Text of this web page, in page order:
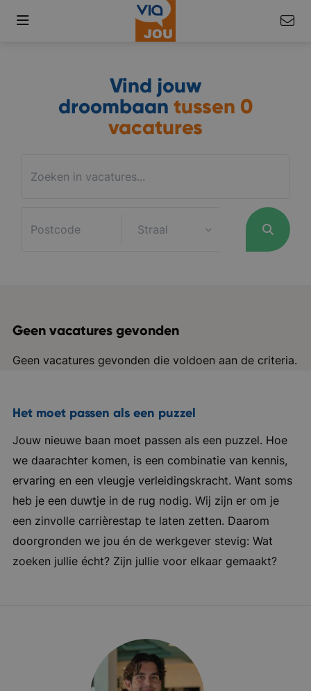
Vind jouw
droombaan tussen 0
vacatures
Geen vacatures gevonden
Geen vacatures gevonden die voldoen aan de criteria.
Het moet passen als een puzzel
Jouw nieuwe baan moet passen als een puzzel. Hoe
we daarachter komen, is een combinatie van kennis,
ervaring en een vleugje verleidingskracht. Want soms
heb je een duwtje in de rug nodig. Wij zijn er om je
een zinvolle carrièrestap te laten zetten. Daarom
doorgronden we jou én de werkgever stevig: Wat
zoeken jullie écht? Zijn jullie voor elkaar gemaakt?